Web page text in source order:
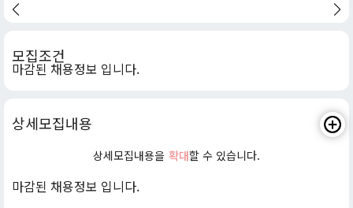
모집조건
마감된 채용정보 입니다.
상세모집내용
상세모집내용을 확대할 수 있습니다.
마감된 채용정보 입니다.